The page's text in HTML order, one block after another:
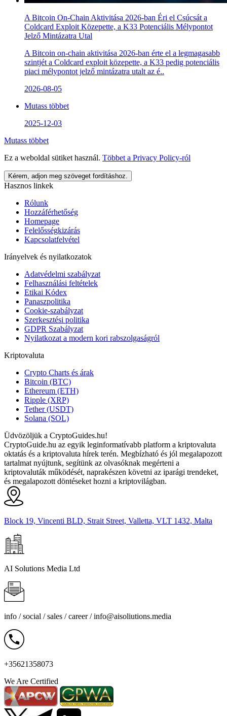
A Bitcoin On-Chain Aktivitása 2026-ban Éri el Csúcsát a
Coldcard Exploit Közepette, a K33 Potenciális Mélypontot
Jelző Mintázatra Utal
A Bitcoin on-chain aktivitása 2026-ban érte el a legmagasabb
szintjét a Coldcard exploit közepette, a K33 pedig potenciális
piaci mélypontot jelző mintázatra utalt az é..
2026-08-05
Mutass többet
2025-12-03
Mutass többet
Ez a weboldal sütiket használ. Többet a Privacy Policy-ról
Kérem, adjon meg szöveget fordításhoz.
Hasznos linkek
Rólunk
Hozzáférhetőség
Homepage
Felelősségkizárás
Kapcsolatfelvétel
Irányelvek és nyilatkozatok
Adatvédelmi szabályzat
Felhasználási feltételek
Etikai Kódex
Panaszpolitika
Cookie-szabályzat
Szerkesztési politika
GDPR Szabályzat
Nyilatkozat a modern kori rabszolgaságról
Kriptovaluta
Crypto Charts és árak
Bitcoin (BTC)
Ethereum (ETH)
Ripple (XRP)
Tether (USDT)
Solana (SOL)
Üdvözöljük a CryptoGuides.hu!
CryptoGuide.hu az egyik leginformatívabb platform a kriptovaluta
oktatás és a kriptovaluta hírek terén. Megbízható és jól megalapozott
tartalmat nyújtunk, segítünk az olvasóknak megérteni a
kriptovaluták működését, naprakészen követni az iparági trendeket,
és megalapozott döntéseket hozni a kriptovilágban.
Block 19, Vincenti BLD, Strait Street, Valletta, VLT 1432, Malta
AI Solutions Media Ltd
info / social / sales / career /info@aisoliutions.media
+35621358073
We Are Certified